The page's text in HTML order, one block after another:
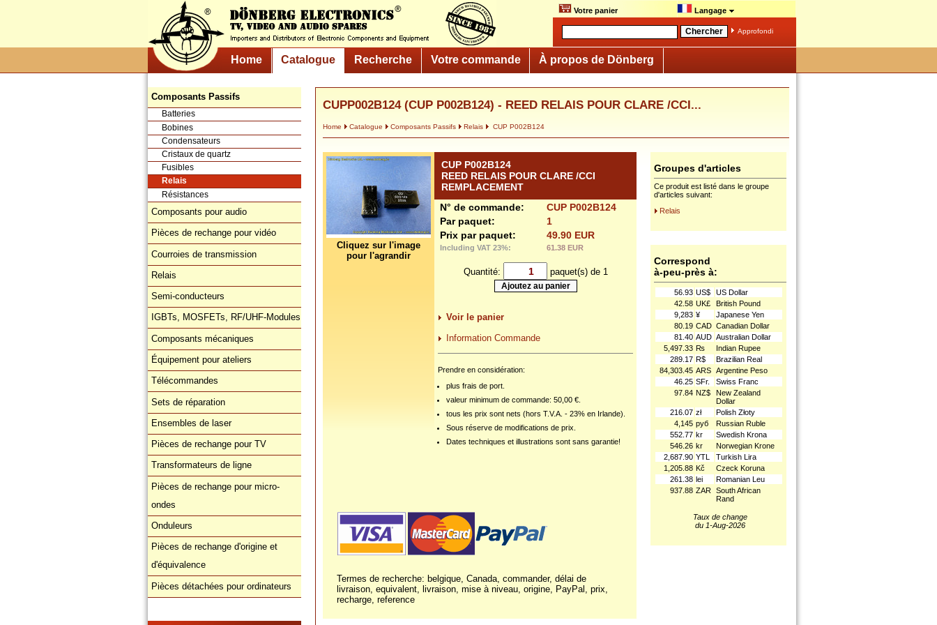
Votre panier Langage
Approfondi
Home Catalogue Recherche Votre commande À propos de Dönberg
Composants Passifs
Batteries
Bobines
Condensateurs
Cristaux de quartz
Fusibles
Relais
Résistances
Composants pour audio
Pièces de rechange pour vidéo
Courroies de transmission
Relais
Semi-conducteurs
IGBTs, MOSFETs, RF/UHF-Modules
Composants mécaniques
Équipement pour ateliers
Télécommandes
Sets de réparation
Ensembles de laser
Pièces de rechange pour TV
Transformateurs de ligne
Pièces de rechange pour micro-
ondes
Onduleurs
Pièces de rechange d'origine et
d'équivalence
Pièces détachées pour ordinateurs
CUPP002B124 (CUP P002B124) - REED RELAIS POUR CLARE /CCI...
Home Catalogue Composants Passifs Relais CUP P002B124
Cliquez sur l'image
pour l'agrandir
CUP P002B124
REED RELAIS POUR CLARE /CCI
REMPLACEMENT
N° de commande:
CUP P002B124
Par paquet:
1
Prix par paquet:
49.90 EUR
Including VAT 23%: 61.38 EUR
Quantité: paquet(s) de 1
Voir le panier
Information Commande
Prendre en considération:
plus frais de port.
valeur minimum de commande: 50,00 €.
tous les prix sont nets (hors T.V.A. - 23% en Irlande).
Sous réserve de modifications de prix.
Dates techniques et illustrations sont sans garantie!
Termes de recherche: belgique, Canada, commander, délai de
livraison, equivalent, livraison, mise à niveau, origine, PayPal, prix,
recharge, reference
Groupes d'articles
Ce produit est listé dans le groupe
d'articles suivant:
Relais
Correspond
à-peu-près à:
56.93 US$
US Dollar
42.58 UK£
British Pound
9,283 ¥
Japanese Yen
80.19 CAD Canadian Dollar
81.40 AUD Australian Dollar
5,497.33 ₨
Indian Rupee
289.17 R$
Brazilian Real
84,303.45 ARS Argentine Peso
46.25 SFr.
Swiss Franc
97.84 NZ$
New Zealand
Dollar
216.07 zł
Polish Złoty
4,145 руб
Russian Ruble
552.77 kr
Swedish Krona
546.26 kr
Norwegian Krone
2,687.90 YTL
Turkish Lira
1,205.88 Kč
Czeck Koruna
261.38 lei
Romanian Leu
937.88 ZAR South African
Rand
Taux de change
du 1-Aug-2026